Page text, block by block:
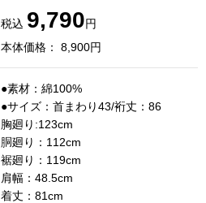
税込 9,790円
本体価格： 8,900円
●素材：綿100%
●サイズ：首まわり43/裄丈：86
胸廻り:123cm
胴廻り：112cm
裾廻り：119cm
肩幅：48.5cm
着丈：81cm